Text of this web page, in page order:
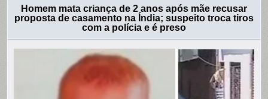
Homem mata criança de 2 anos após mãe recusar
proposta de casamento na Índia; suspeito troca tiros
com a polícia e é preso